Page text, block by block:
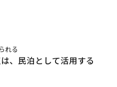
れる
、民泊として活用する